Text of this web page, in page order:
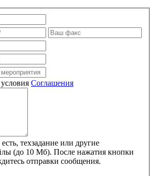
Соглашения
техзадание или другие
(до 10 Мб). После нажатия кнопки
«Отправить» дождитесь отправки сообщения.